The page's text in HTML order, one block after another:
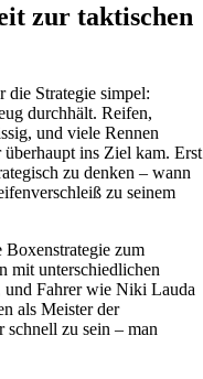
zur taktischen
die Strategie simpel:
durchhält. Reifen,
und viele Rennen
ins Ziel kam. Erst
zu denken – wann
zu seinem
Boxenstrategie zum
mit unterschiedlichen
und Fahrer wie Niki Lauda
als Meister der
schnell zu sein – man